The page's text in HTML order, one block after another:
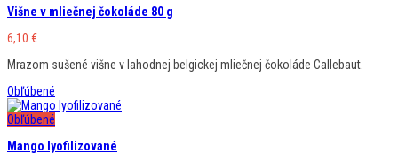
Višne v mliečnej čokoláde 80 g
6,10 €
Mrazom sušené višne v lahodnej belgickej mliečnej čokoláde Callebaut.
Obľúbené
Obľúbené
Mango lyofilizované